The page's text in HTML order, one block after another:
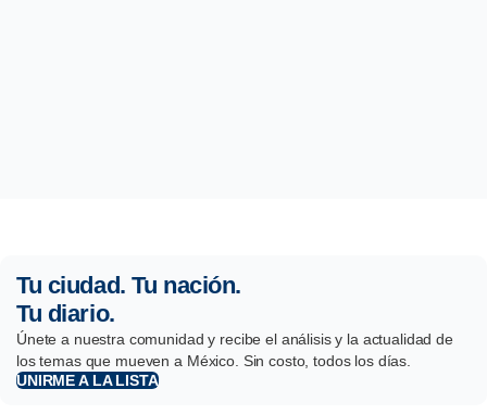
Tu ciudad. Tu nación.
Tu diario.
Únete a nuestra comunidad y recibe el análisis y la actualidad de
los temas que mueven a México. Sin costo, todos los días.
UNIRME A LA LISTA